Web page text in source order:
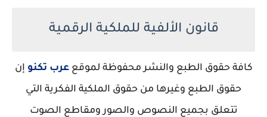
قانون الألفية للملكية الرقمية
كافة حقوق الطبع والنشر محفوظة لموقععرب تكنو إن
حقوق الطبع وغيرها من حقوق الملكية الفكرية التي
تتعلق بجميع النصوص والصور ومقاطع الصوت